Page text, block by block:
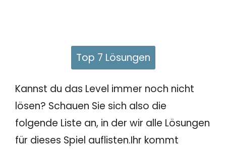
Top 7 Lösungen
Kannst du das Level immer noch nicht
lösen? Schauen Sie sich also die
folgende Liste an, in der wir alle Lösungen
für dieses Spiel auflisten.Ihr kommt